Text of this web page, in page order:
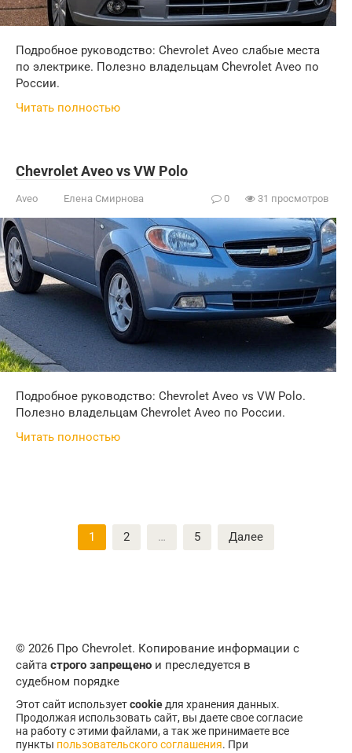
Подробное руководство: Chevrolet Aveo слабые места
по электрике. Полезно владельцам Chevrolet Aveo по
России.
Читать полностью
Chevrolet Aveo vs VW Polo
Aveo Елена Смирнова 0 31 просмотров
Подробное руководство: Chevrolet Aveo vs VW Polo.
Полезно владельцам Chevrolet Aveo по России.
Читать полностью
1 2 … 5 Далее
© 2026 Про Chevrolet. Копирование информации с
сайта строго запрещено и преследуется в
судебном порядке
Этот сайт используетcookieдля хранения данных.
Продолжая использовать сайт, вы даете свое согласие
на работу с этими файлами, а так же принимаете все
пункты пользовательского соглашения. При